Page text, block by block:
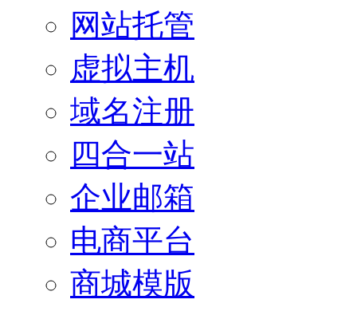
网站托管
虚拟主机
域名注册
四合一站
企业邮箱
电商平台
商城模版